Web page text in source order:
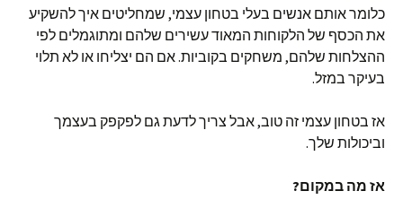
כלומר אותם אנשים בעלי בטחון עצמי, שמחליטים איך להשקיע
את הכסף של הלקוחות המאוד עשירים שלהם ומתוגמלים לפי
ההצלחות שלהם, משחקים בקוביות. אם הם יצליחו או לא תלוי
בעיקר במזל.
אז בטחון עצמי זה טוב, אבל צריך לדעת גם לפקפק בעצמך
וביכולות שלך.
אז מה במקום?